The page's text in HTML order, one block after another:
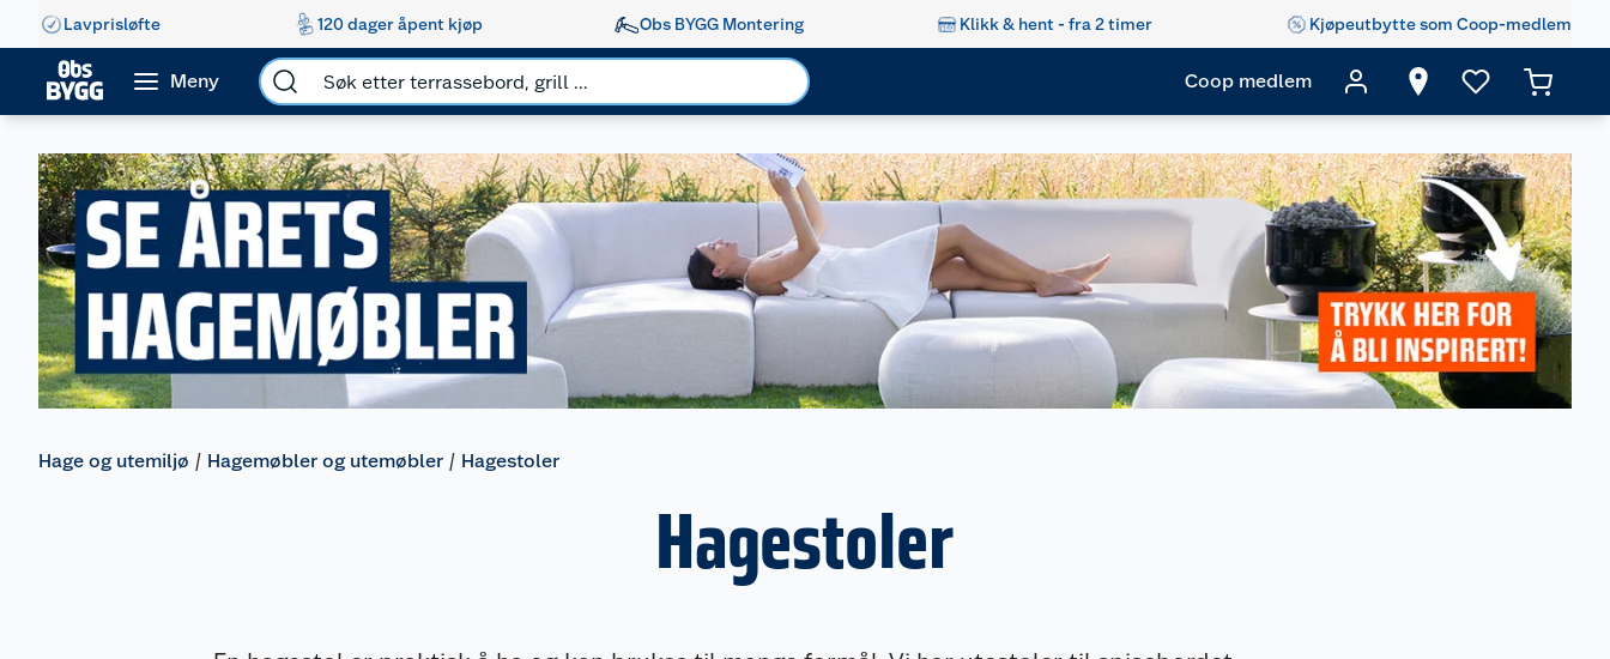
Lavprisløfte 120 dager åpent kjøp Obs BYGG Montering Klikk & hent - fra 2 timer Kjøpeutbytte som Coop-medlem
Meny Coop medlem
Hage og utemiljø Hagemøbler og utemøbler Hagestoler
Hagestoler